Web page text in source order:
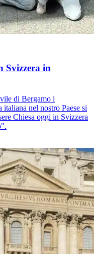
Svizzera in
di Bergamo i
nel nostro Paese si
Chiesa oggi in Svizzera